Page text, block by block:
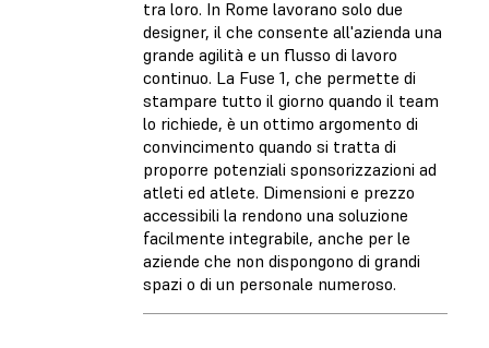
tra loro. In Rome lavorano solo due
designer, il che consente all'azienda una
grande agilità e un flusso di lavoro
continuo. La Fuse 1, che permette di
stampare tutto il giorno quando il team
lo richiede, è un ottimo argomento di
convincimento quando si tratta di
proporre potenziali sponsorizzazioni ad
atleti ed atlete. Dimensioni e prezzo
accessibili la rendono una soluzione
facilmente integrabile, anche per le
aziende che non dispongono di grandi
spazi o di un personale numeroso.